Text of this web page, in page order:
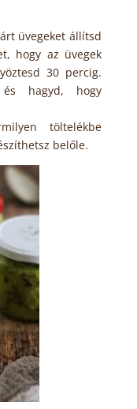
üvegeket állítsd
hogy az üvegek
30 percig.
hagyd, hogy
töltelékbe
belőle.